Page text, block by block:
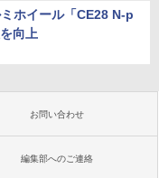
ホイール「CE28 N-p
向上
お問い合わせ
編集部へのご連絡